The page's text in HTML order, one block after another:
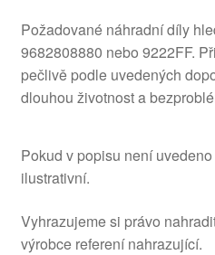
Požadované náhradní díly
9682808880 nebo 9222FF.
pečlivě podle uvedených
dlouhou životnost a
Pokud v popisu není
ilustrativní.
Vyhrazujeme si právo
výrobce referení nahrazující.